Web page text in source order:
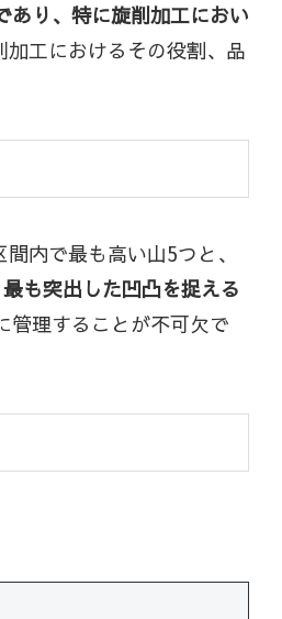
あり、特に旋削加工におい
工におけるその役割、品
内で最も高い山5つと、
も突出した凹凸を捉える
管理することが不可欠で